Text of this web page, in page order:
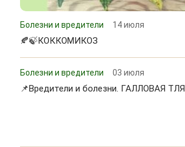
Болезни и вредители 14 июля
🍂🍃КОККОМИКОЗ
Болезни и вредители 03 июля
📌Вредители и болезни. ГАЛЛОВАЯ ТЛЯ